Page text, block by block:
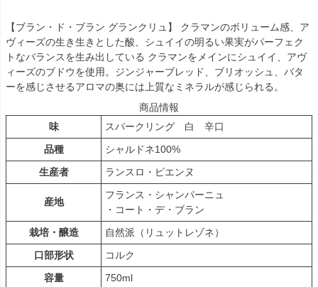
【ブラン・ド・ブラン グランクリュ】 クラマンのボリューム感、ア
ヴィーズの生き生きとした酸、シュイイの明るい果実がパーフェク
トなバランスを生み出している クラマンをメインにシュイイ、アヴ
ィーズのブドウを使用。ジンジャーブレッド、ブリオッシュ、バタ
ーを感じさせるアロマの奥には上質なミネラルが感じられる。
商品情報
味
スパークリング 白 辛口
品種
シャルドネ100%
生産者
ランスロ・ピエンヌ
産地
フランス・シャンパーニュ
・コート・デ・ブラン
栽培・醸造
自然派（リュットレゾネ）
口部形状
コルク
容量
750ml